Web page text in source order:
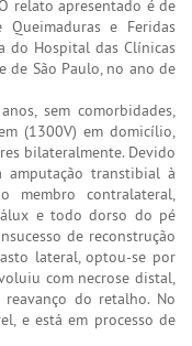
relato apresentado é de
e Feridas
do Hospital das Clínicas
de São Paulo, no ano de
sem comorbidades,
(1300V) em domicílio,
bilateralmente. Devido
transtibial à
membro contralateral,
e todo dorso do pé
de reconstrução
lateral, optou-se por
com necrose distal,
do retalho. No
e está em processo de